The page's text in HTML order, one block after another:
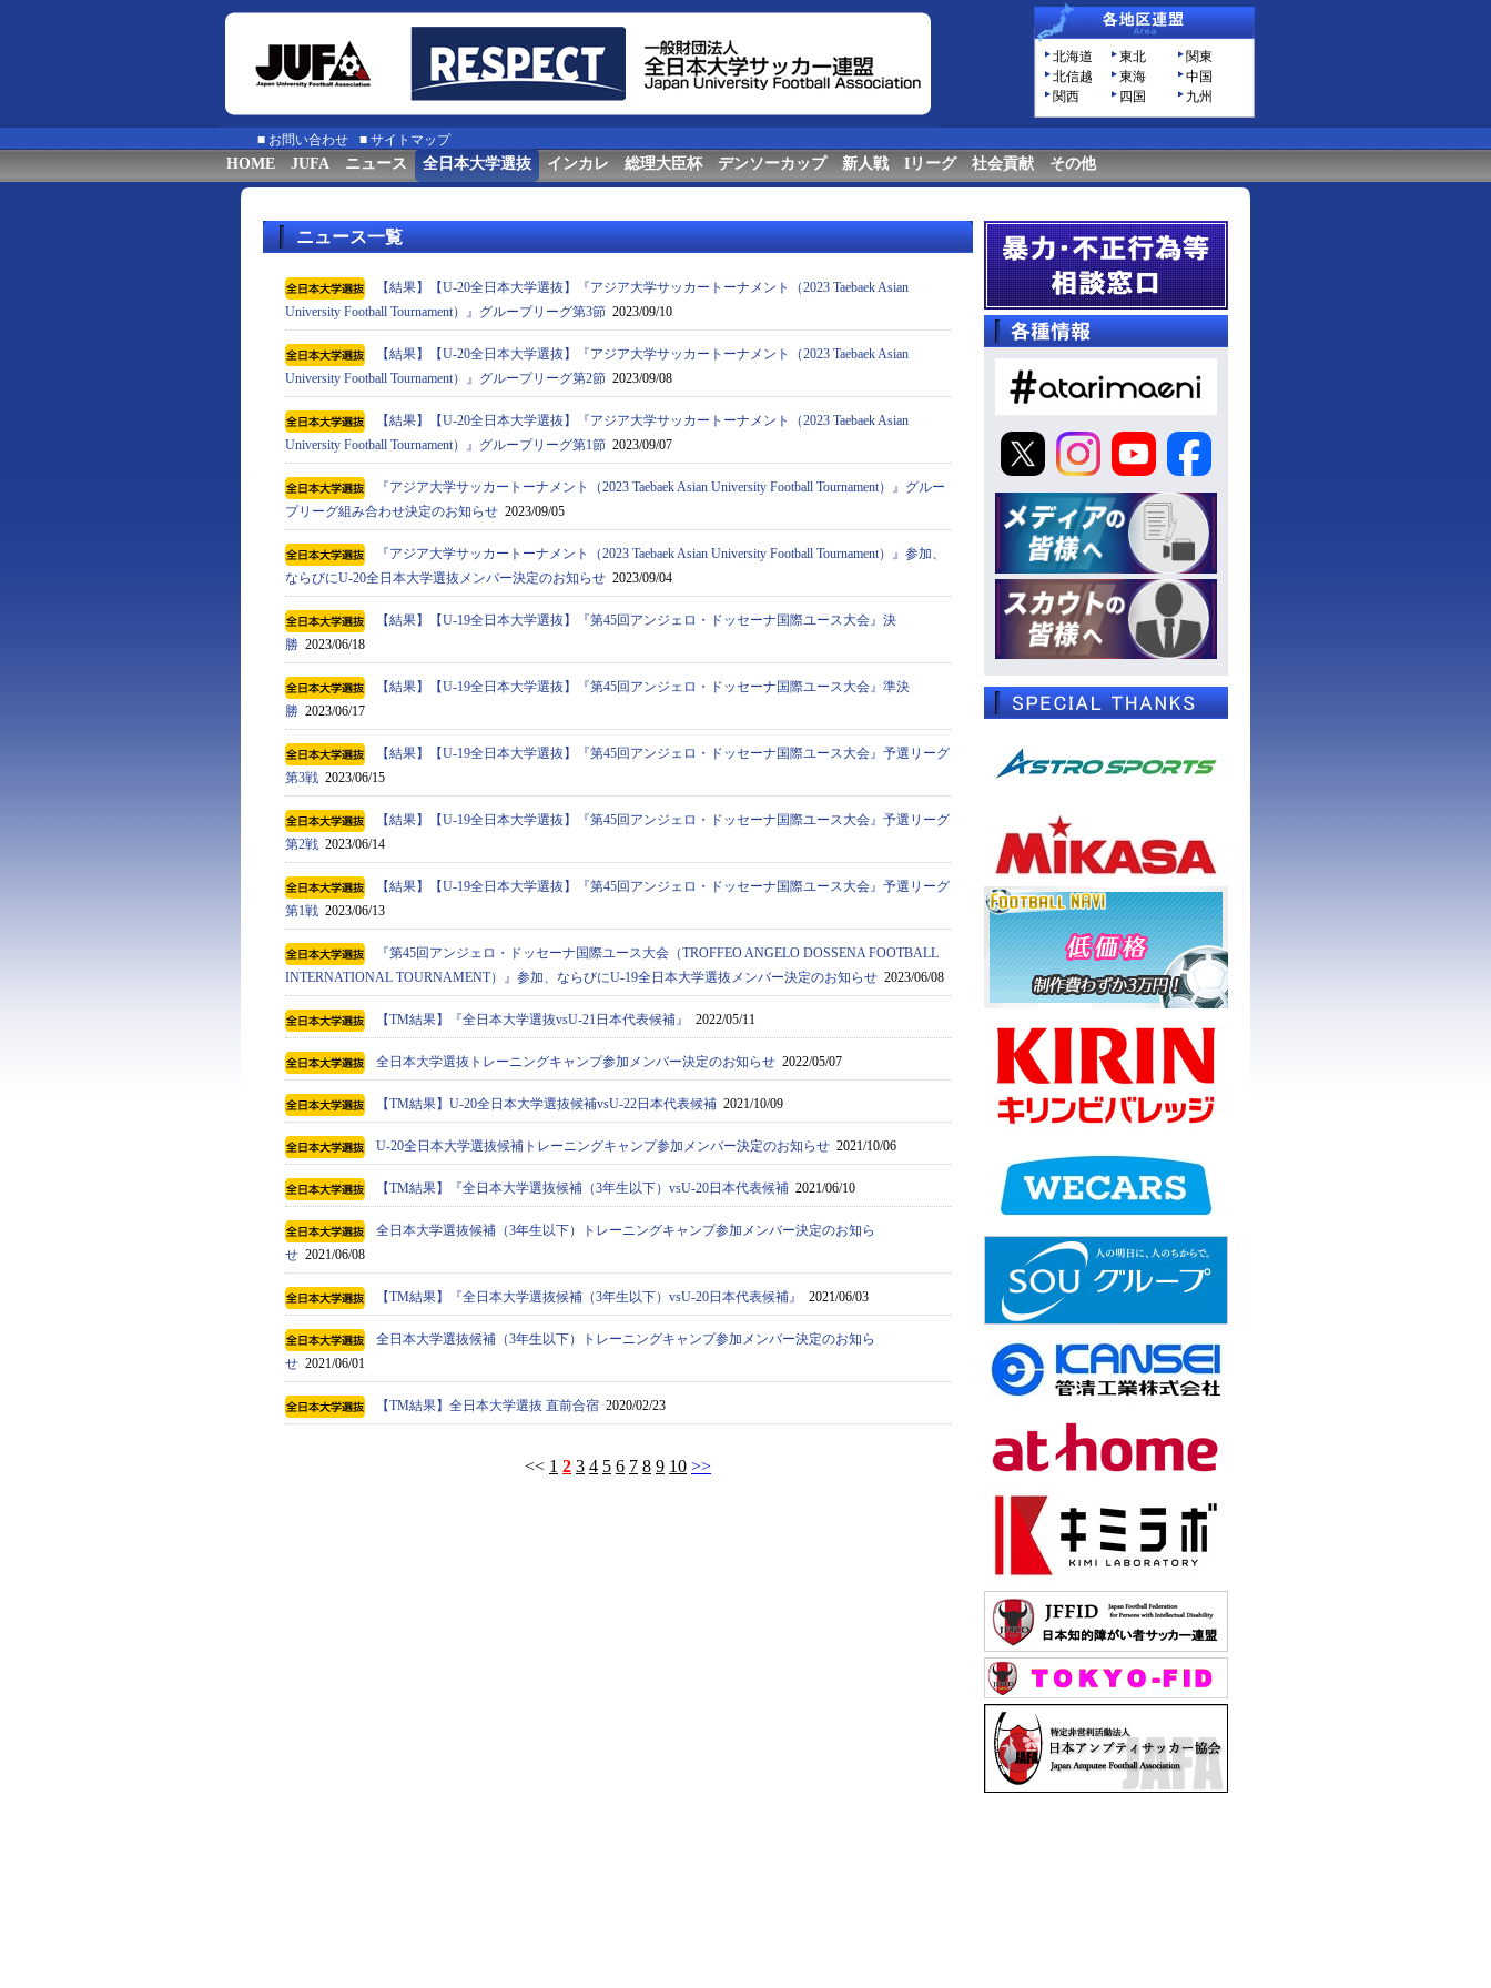
北海道 東北
関東
北信越
東海
中国
関西
四国 九州
■ お問い合わせ ■ サイトマップ
HOME JUFA ニュース 全日本大学選抜 インカレ 総理大臣杯 デンソーカップ 新人戦 Iリーグ 社会貢献 その他
ニュース一覧
【結果】【U-20全日本大学選抜】『アジア⼤学サッカートーナメント（2023 Taebaek Asian
University Football Tournament）』グループリーグ第3節 2023/09/10
【結果】【U-20全日本大学選抜】『アジア⼤学サッカートーナメント（2023 Taebaek Asian
University Football Tournament）』グループリーグ第2節 2023/09/08
【結果】【U-20全日本大学選抜】『アジア⼤学サッカートーナメント（2023 Taebaek Asian
University Football Tournament）』グループリーグ第1節 2023/09/07
『アジア⼤学サッカートーナメント（2023 Taebaek Asian University Football Tournament）』グルー
プリーグ組み合わせ決定のお知らせ 2023/09/05
『アジア⼤学サッカートーナメント（2023 Taebaek Asian University Football Tournament）』参加、
ならびにU-20全日本大学選抜メンバー決定のお知らせ 2023/09/04
【結果】【U-19全日本大学選抜】『第45回アンジェロ・ドッセーナ国際ユース大会』決
勝 2023/06/18
【結果】【U-19全日本大学選抜】『第45回アンジェロ・ドッセーナ国際ユース大会』準決
勝 2023/06/17
【結果】【U-19全日本大学選抜】『第45回アンジェロ・ドッセーナ国際ユース大会』予選リーグ
第3戦 2023/06/15
【結果】【U-19全日本大学選抜】『第45回アンジェロ・ドッセーナ国際ユース大会』予選リーグ
第2戦 2023/06/14
【結果】【U-19全日本大学選抜】『第45回アンジェロ・ドッセーナ国際ユース大会』予選リーグ
第1戦 2023/06/13
『第45回アンジェロ・ドッセーナ国際ユース大会（TROFFEO ANGELO DOSSENA FOOTBALL
INTERNATIONAL TOURNAMENT）』参加、ならびにU-19全日本大学選抜メンバー決定のお知らせ 2023/06/08
【TM結果】『全日本大学選抜vsU-21日本代表候補』 2022/05/11
全日本大学選抜トレーニングキャンプ参加メンバー決定のお知らせ 2022/05/07
【TM結果】U-20全日本大学選抜候補vsU-22日本代表候補 2021/10/09
U-20全日本大学選抜候補トレーニングキャンプ参加メンバー決定のお知らせ 2021/10/06
【TM結果】『全日本大学選抜候補（3年生以下）vsU-20日本代表候補 2021/06/10
全日本大学選抜候補（3年生以下）トレーニングキャンプ参加メンバー決定のお知ら
せ 2021/06/08
【TM結果】『全日本大学選抜候補（3年生以下）vsU-20日本代表候補』 2021/06/03
全日本大学選抜候補（3年生以下）トレーニングキャンプ参加メンバー決定のお知ら
せ 2021/06/01
【TM結果】全日本大学選抜 直前合宿 2020/02/23
<< 1 2 3 4 5 6 7 8 9 10 >>